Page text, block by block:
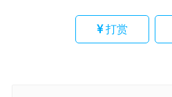
打赏